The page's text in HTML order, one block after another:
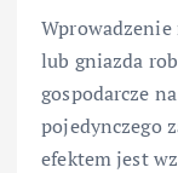
lub gniazda
gospodarcze
pojedynczego
efektem jest